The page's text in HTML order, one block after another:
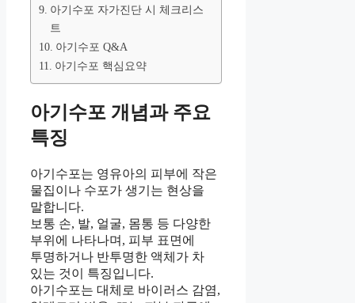
아기수포 자가진단 시 체크리스
트
아기수포 Q&A
아기수포 핵심요약
아기수포 개념과 주요
특징
아기수포는 영유아의 피부에 작은
물집이나 수포가 생기는 현상을
말합니다.
보통 손, 발, 얼굴, 몸통 등 다양한
부위에 나타나며, 피부 표면에
투명하거나 반투명한 액체가 차
있는 것이 특징입니다.
아기수포는 대체로 바이러스 감염,